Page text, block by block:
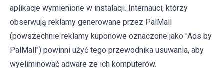
aplikacje wymienione w instalacji. Internauci, którzy
obserwują reklamy generowane przez PalMall
(powszechnie reklamy kuponowe oznaczone jako "Ads by
PalMall") powinni użyć tego przewodnika usuwania, aby
wyeliminować adware ze ich komputerów.